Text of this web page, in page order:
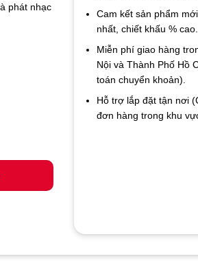
phát nhạc
Cam kết sản phẩm
nhất, chiết khấu % cao.
Miễn phí giao hàng
Nội và Thành Phố Hồ
toán chuyển khoản).
Hỗ trợ lắp đặt tận nơi
đơn hàng trong khu